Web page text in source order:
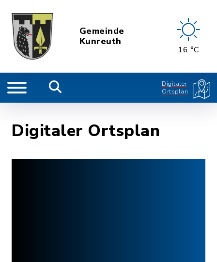
Gemeinde
Kunreuth
16 °C
Digitaler
Ortsplan
Digitaler Ortsplan